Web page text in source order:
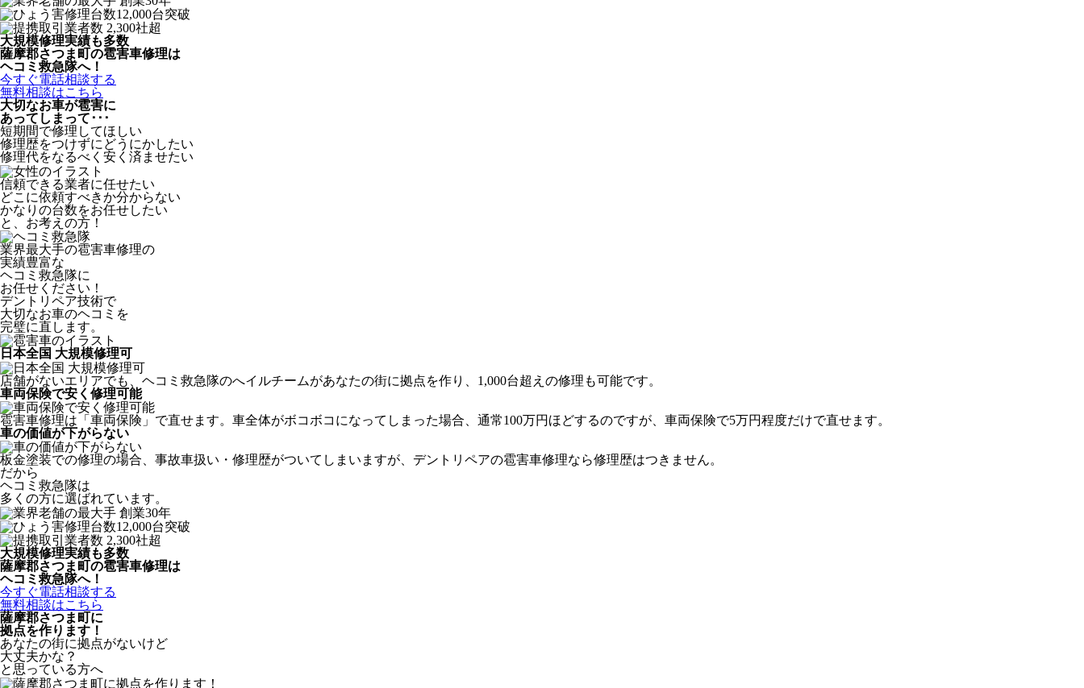
大規模修理実績も多数
薩摩郡さつま町の雹害車修理は
ヘコミ救急隊へ！
今すぐ電話相談する
無料相談はこちら
大切なお車が雹害に
あってしまって･･･
短期間で修理してほしい
修理歴をつけずにどうにかしたい
修理代をなるべく安く済ませたい
信頼できる業者に任せたい
どこに依頼すべきか分からない
かなりの台数をお任せしたい
と、お考えの方！
業界最大手の雹害車修理の
実績豊富な
ヘコミ救急隊に
お任せください！
デントリペア技術で
大切なお車のヘコミを
完璧に直します。
日本全国 大規模修理可
店舗がないエリアでも、ヘコミ救急隊のへイルチームがあなたの街に拠点を作り、1,000台超えの修理も可能です。
車両保険で安く修理可能
雹害車修理は「車両保険」で直せます。車全体がボコボコになってしまった場合、通常100万円ほどするのですが、車両保険で5万円程度だけで直せます。
車の価値が下がらない
板金塗装での修理の場合、事故車扱い・修理歴がついてしまいますが、デントリペアの雹害車修理なら修理歴はつきません。
だから
ヘコミ救急隊は
多くの方に選ばれています。
大規模修理実績も多数
薩摩郡さつま町の雹害車修理は
ヘコミ救急隊へ！
今すぐ電話相談する
無料相談はこちら
薩摩郡さつま町に
拠点を作ります！
あなたの街に拠点がないけど
大丈夫かな？
と思っている方へ